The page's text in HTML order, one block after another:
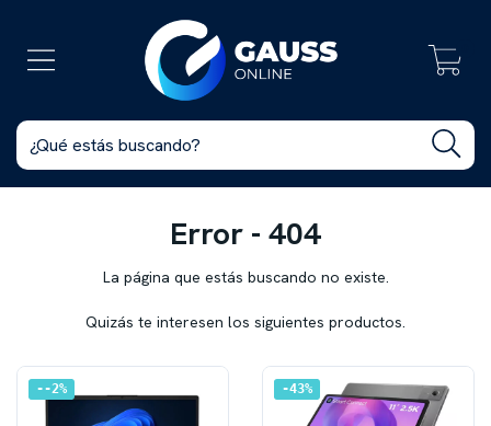
Error - 404
La página que estás buscando no existe.
Quizás te interesen los siguientes productos.
-2% 43%